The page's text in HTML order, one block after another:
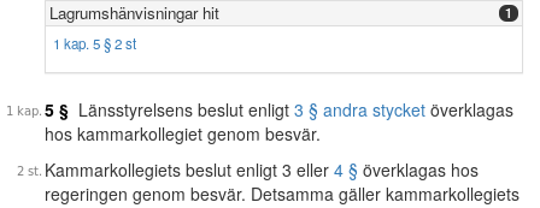
Lagrumshänvisningar hit 1
1 kap. 5 § 2 st
5 § Länsstyrelsens beslut enligt 3 § andra stycket överklagas
hos kammarkollegiet genom besvär.
Kammarkollegiets beslut enligt 3 eller 4 § överklagas hos
regeringen genom besvär. Detsamma gäller kammarkollegiets